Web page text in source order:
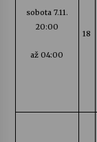
sobota 7.11.
20:00
až 04:00
18